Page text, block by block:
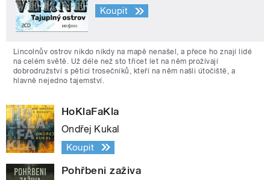
Koupit
Lincolnův ostrov nikdo nikdy na mapě nenašel, a přece ho znají lidé
na celém světě. Už déle než sto třicet let na něm prožívají
dobrodružství s pěticí trosečníků, kteří na něm našli útočiště, a
hlavně nejedno tajemství.
HoKlaFaKla
Ondřej Kukal
Koupit
Pohřbeni zaživa